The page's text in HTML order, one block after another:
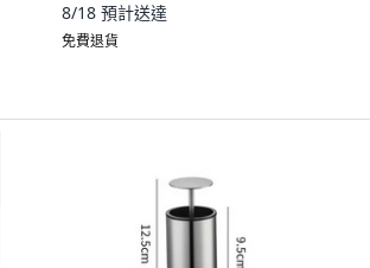
8/18 預計送達
免費退貨